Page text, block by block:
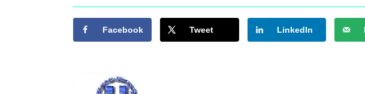
Facebook Tweet LinkedIn